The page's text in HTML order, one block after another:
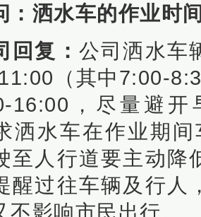
：洒水车的作业时
回复： 公司洒水车
11:00（其中7:00-
16:00，尽量避
洒水车在作业期
至人行道要主动降
醒过往车辆及行人
不影响市民出行。